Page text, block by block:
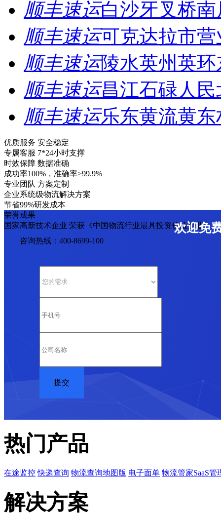
顺丰速运白沙牙叉桥
顺丰速运可克达拉市营
顺丰速运陵水英州英
顺丰速运昌江石碌人
顺丰速运乐东黄流黄
优质服务 安全稳定
专属客服 7*24小时支撑
时效保障 数据准确
成功率100%，准确率≥99.9%
专业团队 方案定制
企业系统级物流解决方案
节省99%研发成本
荣誉成果
国家高新技术企业 荣获《中国物流行业最具投资价值企业》
欢迎免
咨询热线：400-8699-100
热门产品
在途监控 快递查询 物流查询地图版 电子面单 物流管家SaaS管
解决方案